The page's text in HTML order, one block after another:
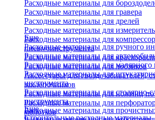
Расходные материалы для
Расходные материалы для гравера
Расходные материалы для дрелей
Расходные материалы для
Расходные материалы для
пневмоинструмента
Расходные материалы для
Расходные материалы для лобзиков
Аксессуары для гвоздезабивателей,
заклепочников
Расходные материалы для ножниц по
Расходные материалы для
молотков
Еще
Расходные материалы для ручного
Расходные материалы для
Расходные материалы для малярного
Расходные материалы для
инструмента
Расходные материалы для столярно-
инструмента
Расходные материалы для
Еще
Строительные расходные материалы